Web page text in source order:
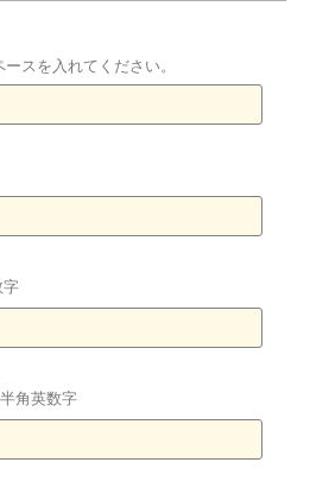
スを入れてください。
字
半角英数字